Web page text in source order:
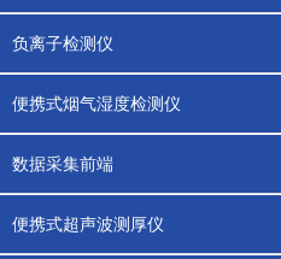
负离子检测仪
便携式烟气湿度检测仪
数据采集前端
便携式超声波测厚仪